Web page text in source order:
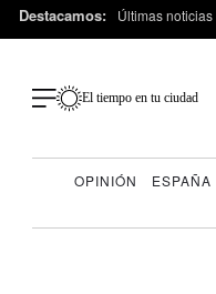
Destacamos: Últimas noticias
El tiempo en tu ciudad
OPINIÓN ESPAÑA